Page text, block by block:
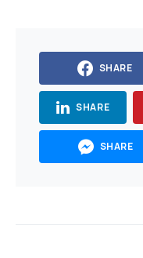
SHARE
SHARE
SHARE